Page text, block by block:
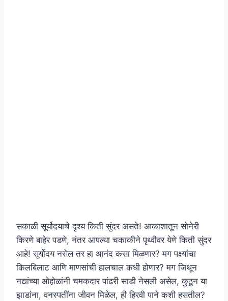
सकाळी सूर्योदयाचे दृश्य किती सुंदर असते! आकाशातून सोनेरी
किरणे बाहेर पडणे, नंतर आपल्या चकाकीने पृथ्वीवर येणे किती सुंदर
आहे! सूर्योदय नसेल तर हा आनंद कसा मिळणार? मग पक्ष्यांचा
किलबिलाट आणि माणसांची हालचाल कधी होणार? मग जिथून
नद्यांच्या ओहोळांनी चमकदार पांढरी साडी नेसली असेल, कुठून या
झाडांना, वनस्पतींना जीवन मिळेल, ही हिरवी पाने कशी हसतील?